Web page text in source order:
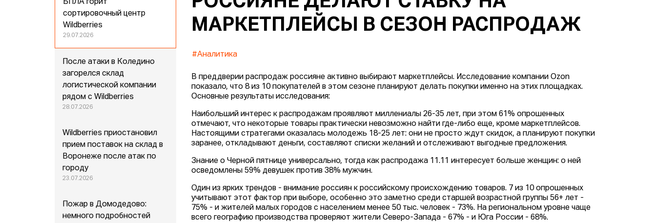
МАРКЕТПЛЕЙСЫ В СЕЗОН РАСПРОДАЖ
#Аналитика
В преддверии распродаж россияне активно выбирают маркетплейсы. Исследование компании Ozon
показало, что 8 из 10 покупателей в этом сезоне планируют делать покупки именно на этих площадках.
Основные результаты исследования:
Наибольший интерес к распродажам проявляют миллениалы 26-35 лет, при этом 61% опрошенных
отмечают, что некоторые товары практически невозможно найти где-либо еще, кроме маркетплейсов.
Настоящими стратегами оказалась молодежь 18-25 лет: они не просто ждут скидок, а планируют покупки
заранее, откладывают деньги, составляют списки желаний и отслеживают выгодные предложения.
Знание о Черной пятнице универсально, тогда как распродажа 11.11 интересует больше женщин: о ней
осведомлены 59% девушек против 38% мужчин.
Один из ярких трендов - внимание россиян к российскому происхождению товаров. 7 из 10 опрошенных
учитывают этот фактор при выборе, особенно это заметно среди старшей возрастной группы 56+ лет -
75% - и жителей малых городов с населением менее 50 тыс. человек - 73%. На региональном уровне чаще
всего географию производства проверяют жители Северо-Запада - 67% - и Юга России - 68%.
БПЛА горит
сортировочный центр
Wildberries
29.07.2026
После атаки в Коледино
загорелся склад
логистической компании
рядом с Wildberries
28.07.2026
Wildberries приостановил
прием поставок на склад в
Воронеже после атак по
городу
23.07.2026
Пожар в Домодедово:
немного подробностей